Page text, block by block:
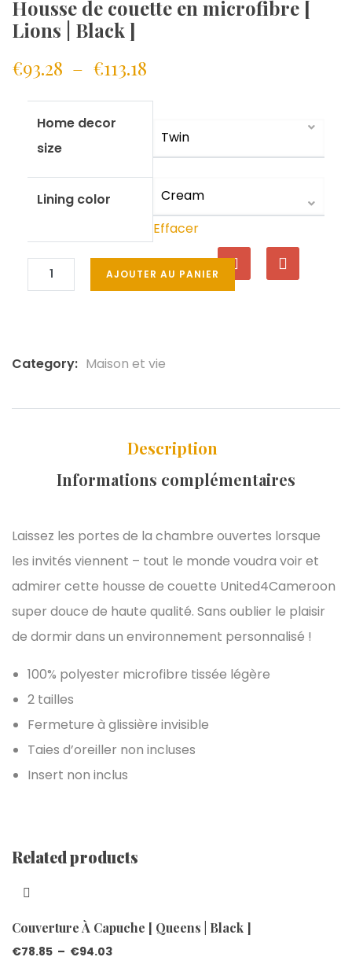
Housse de couette en microfibre [
Lions | Black ]
€93.28 – €113.18
Home decor
size
Lining color
Effacer
AJOUTER AU PANIER
Category: Maison et vie
Description
Informations complémentaires
Laissez les portes de la chambre ouvertes lorsque
les invités viennent – tout le monde voudra voir et
admirer cette housse de couette United4Cameroon
super douce de haute qualité. Sans oublier le plaisir
de dormir dans un environnement personnalisé !
100% polyester microfibre tissée légère
2 tailles
Fermeture à glissière invisible
Taies d’oreiller non incluses
Insert non inclus
Related products
Couverture À Capuche [ Queens | Black ]
€78.85 – €94.03